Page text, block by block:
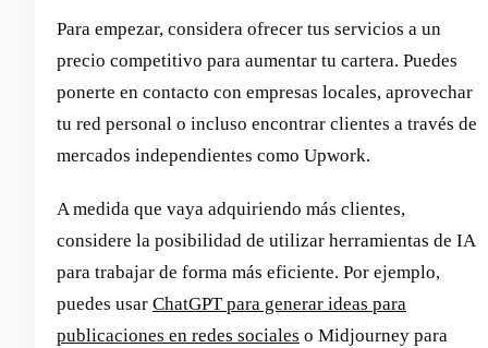
Para empezar, considera ofrecer tus servicios a un
precio competitivo para aumentar tu cartera. Puedes
ponerte en contacto con empresas locales, aprovechar
tu red personal o incluso encontrar clientes a través de
mercados independientes como Upwork.
A medida que vaya adquiriendo más clientes,
considere la posibilidad de utilizar herramientas de IA
para trabajar de forma más eficiente. Por ejemplo,
puedes usar ChatGPT para generar ideas para
publicaciones en redes sociales o Midjourney para